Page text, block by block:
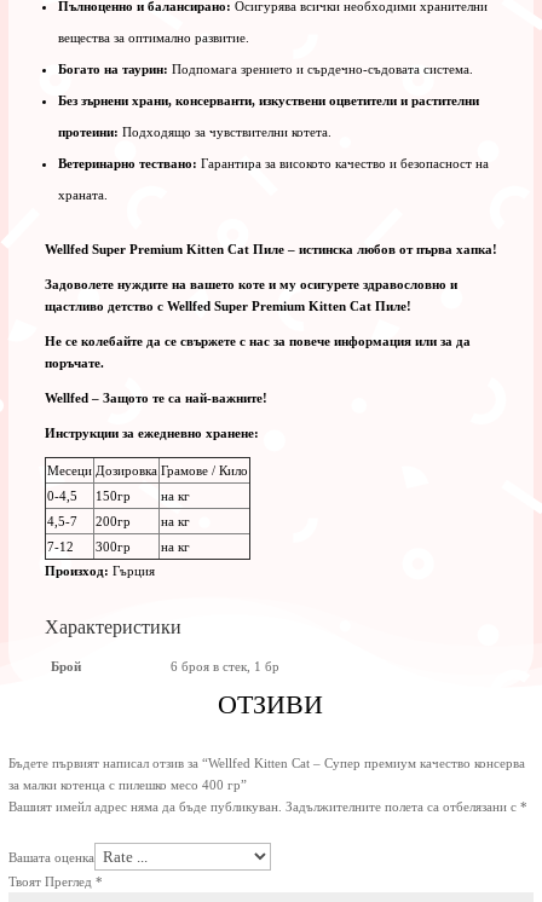
Пълноценно и балансирано: Осигурява всички необходими хранителни
вещества за оптимално развитие.
Богато на таурин: Подпомага зрението и сърдечно-съдовата система.
Без зърнени храни, консерванти, изкуствени оцветители и растителни
протеини: Подходящо за чувствителни котета.
Ветеринарно тествано: Гарантира за високото качество и безопасност на
храната.
Wellfed Super Premium Kitten Cat Пиле – истинска любов от първа хапка!
Задоволете нуждите на вашето коте и му осигурете здравословно и
щастливо детство с Wellfed Super Premium Kitten Cat Пиле!
Не се колебайте да се свържете с нас за повече информация или за да
поръчате.
Wellfed – Защото те са най-важните!
Инструкции за ежедневно хранене:
Месеци Дозировка Грамове / Кило
0-4,5
150гр
на кг
4,5-7
200гр
на кг
7-12
300гр
на кг
Произход: Гърция
Характеристики
Брой 6 броя в стек, 1 бр
ОТЗИВИ
Бъдете първият написал отзив за “Wellfed Kitten Cat – Супер премиум качество консерва
за малки котенца с пилешко месо 400 гр”
Вашият имейл адрес няма да бъде публикуван. Задължителните полета са отбелязани с *
Вашата оценка
Твоят Преглед *